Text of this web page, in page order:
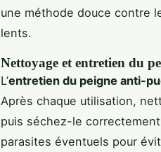
une méthode douce contre
lents.
Nettoyage et entretien du
L’entretien du peigne anti-
Après chaque utilisation,
puis séchez-le
parasites éventuels pour